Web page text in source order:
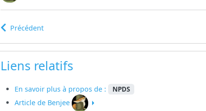
Précédent
Liens relatifs
En savoir plus à propos de : NPDS
Article de Benjee